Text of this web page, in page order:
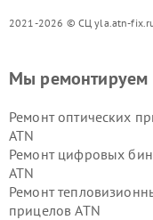
2021-2026 © СЦ yla.atn-
Мы ремонтируем
Ремонт оптических
ATN
Ремонт цифровых
ATN
Ремонт
прицелов ATN